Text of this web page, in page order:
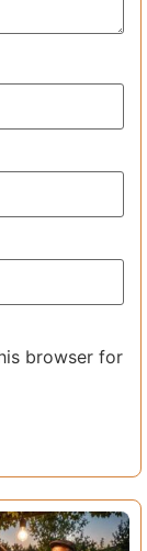
browser for